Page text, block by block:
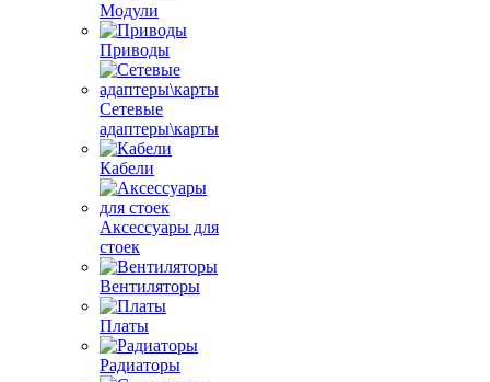
Модули
Приводы
Сетевые
адаптеры\карты
Кабели
Аксессуары для
стоек
Вентиляторы
Платы
Радиаторы